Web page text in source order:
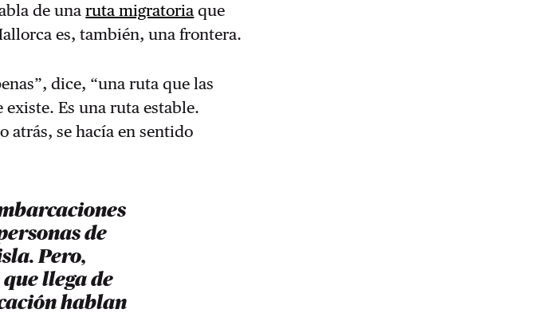
de unaruta migratoria que
es, también, una frontera.
dice, “una ruta que las
Es una ruta estable.
atrás, se hacía en sentido
de
Pero,
llega de
hablan